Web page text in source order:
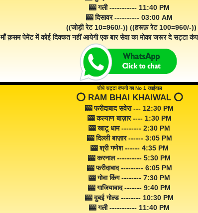
🎰 गली ----------- 11:40 PM
🎰 दिसावर ---------- 03:00 AM
((जोड़ी रेट 10=960/-)) ((हरूफ़ रेट 100=960/-))
माँ क़सम पेमेंट में कोई दिक्कत नहीं आयेगी एक बार सेवा का मोका जरूर दे सट्टा
सीधे सट्टा कंपनी का No 1 खाईवाल
⭕️ RAM BHAI KHAIWAL ⭕️
🎰 फरीदाबाद सवेरा --- 12:30 PM
🎰 कल्याण बाज़ार ---- 1:30 PM
🎰 खाटू धाम -------- 2:30 PM
🎰 दिल्ली बाज़ार ------ 3:05 PM
🎰 श्री गणेश ------ 4:35 PM
🎰 करनाल ---------- 5:30 PM
🎰 फरीदाबाद --------- 6:05 PM
🎰 गोवा किंग -------- 7:30 PM
🎰 गाजियाबाद ------- 9:40 PM
🎰 दुबई गोल्ड -------- 10:30 PM
🎰 गली ----------- 11:40 PM